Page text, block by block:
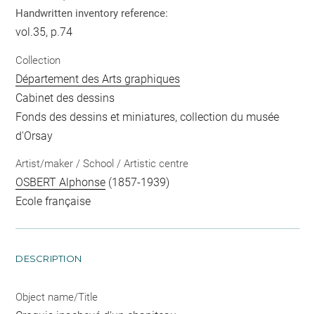
Handwritten inventory reference:
vol.35, p.74
Collection
Département des Arts graphiques
Cabinet des dessins
Fonds des dessins et miniatures, collection du musée
d'Orsay
Artist/maker / School / Artistic centre
OSBERT Alphonse (1857-1939)
Ecole française
DESCRIPTION
Object name/Title